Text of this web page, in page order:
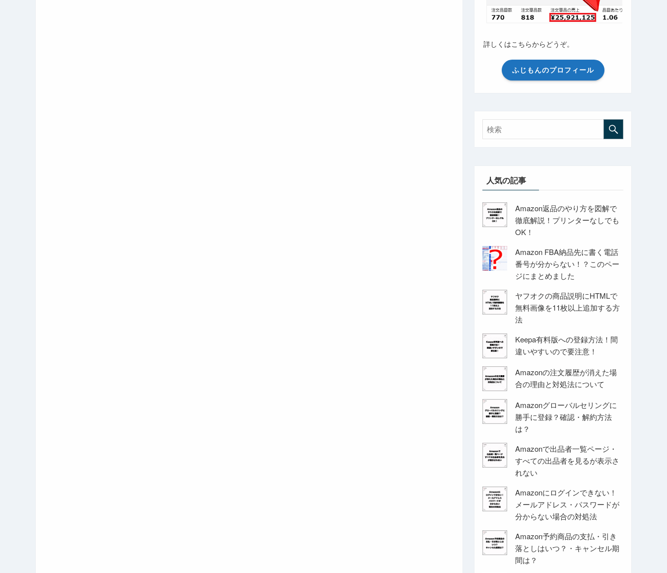
詳しくはこちらからどうぞ。
ふじもんのプロフィール
人気の記事
Amazon返品のやり方を図解で
徹底解説！プリンターなしでも
OK！
Amazon FBA納品先に書く電話
番号が分からない！？このペー
ジにまとめました
ヤフオクの商品説明にHTMLで
無料画像を11枚以上追加する方
法
Keepa有料版への登録方法！間
違いやすいので要注意！
Amazonの注文履歴が消えた場
合の理由と対処法について
Amazonグローバルセリングに
勝手に登録？確認・解約方法
は？
Amazonで出品者一覧ページ・
すべての出品者を見るが表示さ
れない
Amazonにログインできない！
メールアドレス・パスワードが
分からない場合の対処法
Amazon予約商品の支払・引き
落としはいつ？・キャンセル期
間は？